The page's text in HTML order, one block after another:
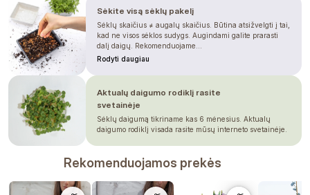
Sėkite visą sėklų pakelį
Sėklų skaičius ≠ augalų skaičius. Būtina atsižvelgti į tai,
kad ne visos sėklos sudygs. Augindami galite prarasti
dalį daigų. Rekomenduojame...
Rodyti daugiau
Aktualų daigumo rodiklį rasite
svetainėje
Sėklų daigumą tikriname kas 6 mėnesius. Aktualų
daigumo rodiklį visada rasite mūsų interneto svetainėje.
Rekomenduojamos prekės